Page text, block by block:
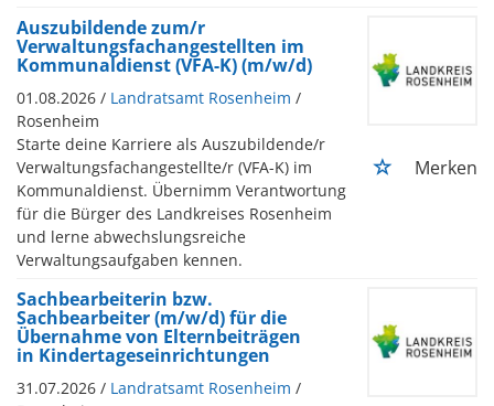
Auszubildende zum/r
Verwaltungsfachangestellten im
Kommunaldienst (VFA-K) (m/w/d)
01.08.2026 / Landratsamt Rosenheim /
Rosenheim
Starte deine Karriere als Auszubildende/r
Verwaltungsfachangestellte/r (VFA-K) im
Kommunaldienst. Übernimm Verantwortung
für die Bürger des Landkreises Rosenheim
und lerne abwechslungsreiche
Verwaltungsaufgaben kennen.
Merken
Sachbearbeiterin bzw.
Sachbearbeiter (m/w/d) für die
Übernahme von Elternbeiträgen
in Kindertageseinrichtungen
31.07.2026 / Landratsamt Rosenheim /